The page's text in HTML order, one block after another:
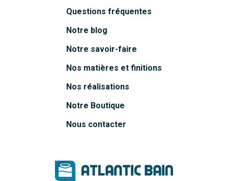
Questions fréquentes
Notre blog
Notre savoir-faire
Nos matières et finitions
Nos réalisations
Notre Boutique
Nous contacter